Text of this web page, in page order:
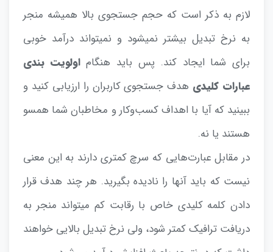
لازم به ذکر است که حجم جستجوی بالا همیشه منجر
به نرخ تبدیل بیشتر نمیشود و نمیتواند درآمد خوبی
برای شما ایجاد کند. پس باید هنگاماولویت بندی
عبارات کلیدی هدف جستجوی کاربران را ارزیابی کنید و
ببینید که آیا با اهداف کسب‌و‌کار و مخاطبان شما همسو
هستند یا نه.
در مقابل عبارت‌هایی که سرچ کمتری دارند به این معنی
نیست که باید آنها را نادیده بگیرید. هر چند هدف قرار
دادن کلمه کلیدی خاص با رقابت کم میتواند منجر به
دریافت ترافیک کمتر شود، ولی نرخ تبدیل بالایی خواهند